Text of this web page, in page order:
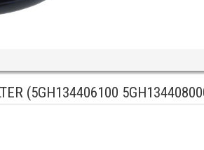
(5GH134406100